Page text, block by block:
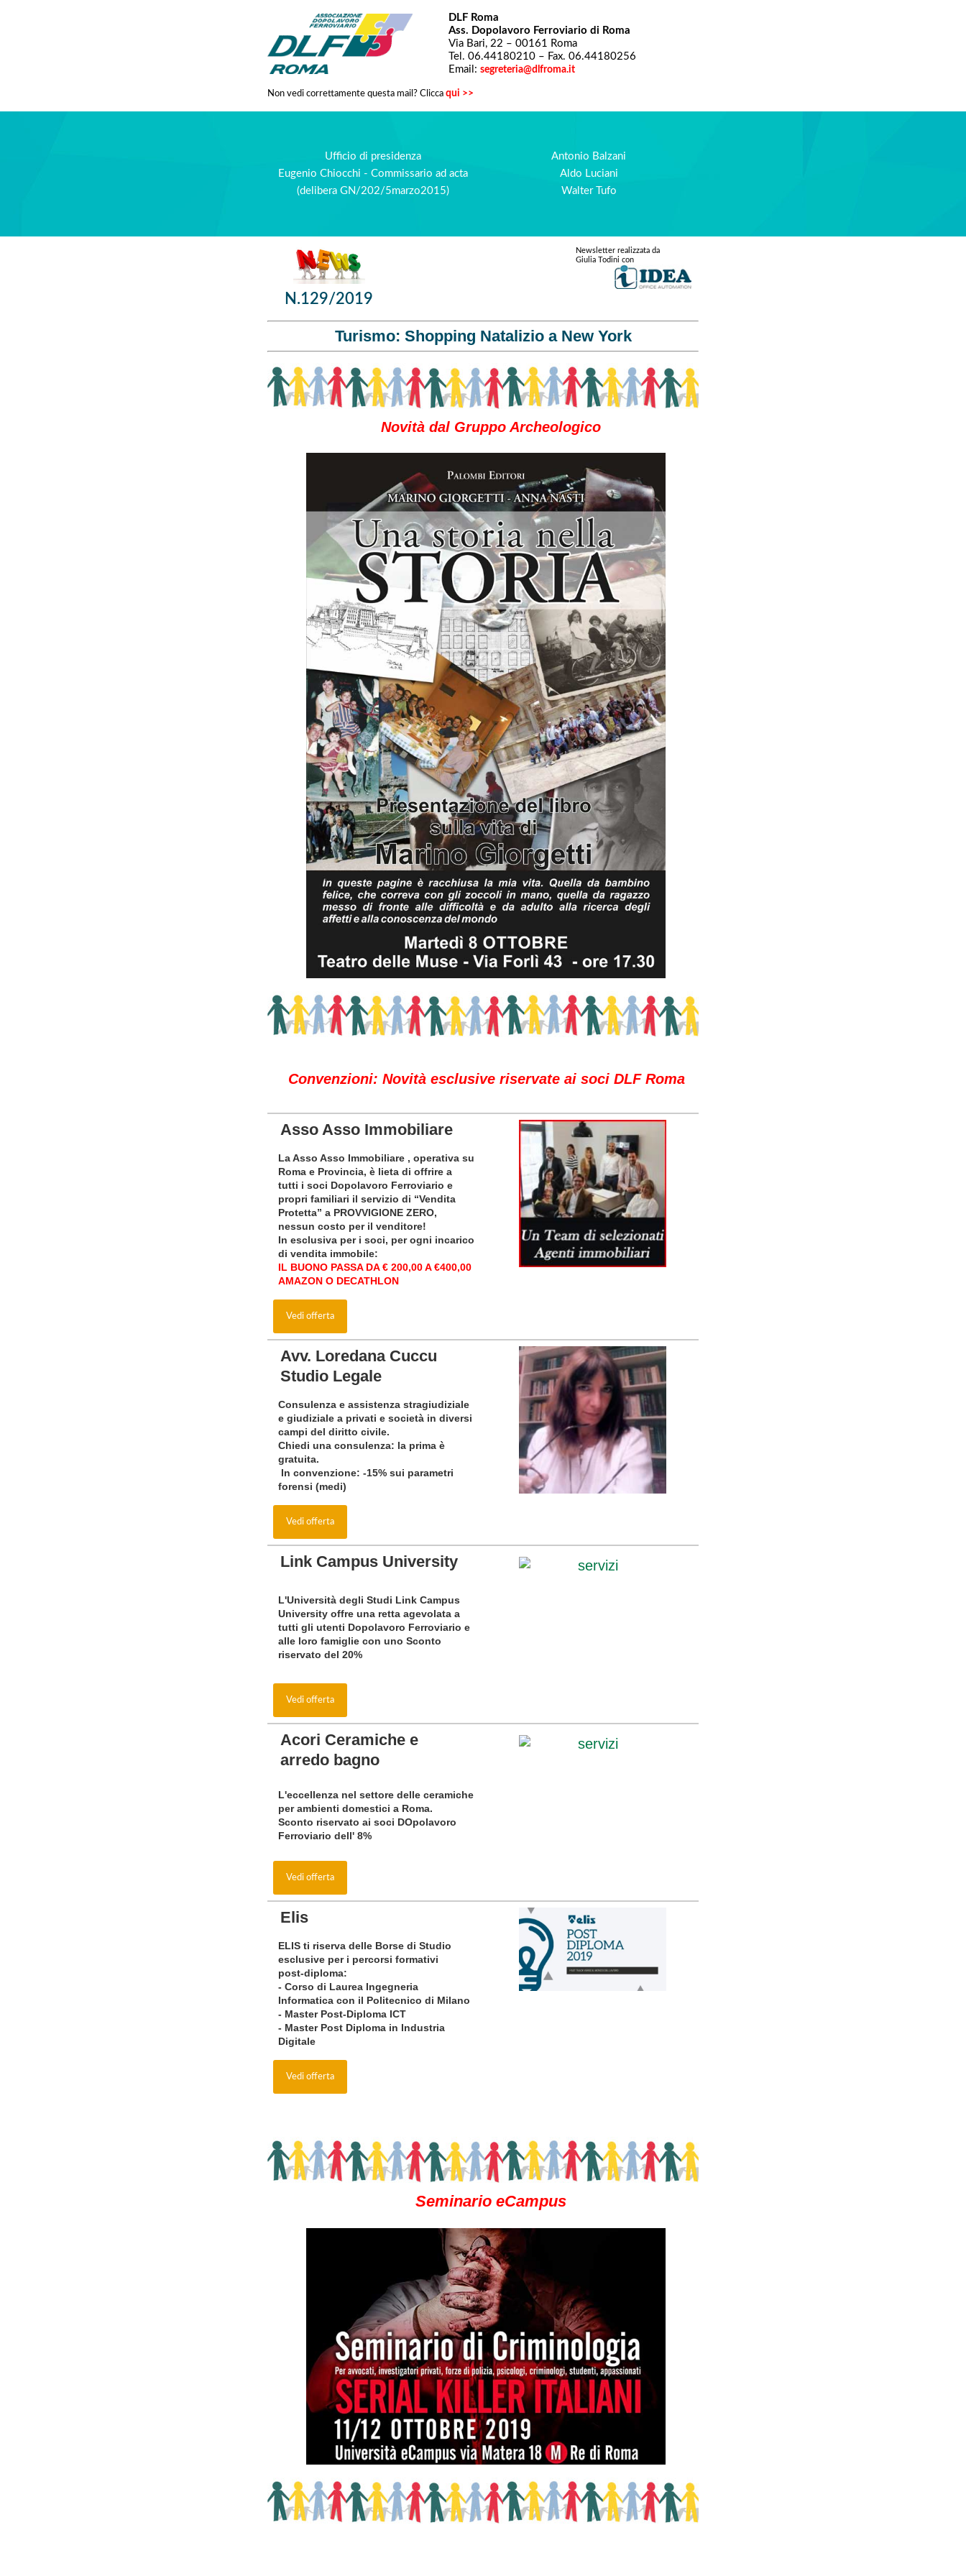
DLF Roma
Ass. Dopolavoro Ferroviario di Roma
Via Bari, 22 – 00161 Roma
Tel. 06.44180210 – Fax. 06.44180256
Email: segreteria@dlfroma.it
Non vedi correttamente questa mail? Clicca qui >>
Ufficio di presidenza
Eugenio Chiocchi - Commissario ad acta
(delibera GN/202/5marzo2015)
Antonio Balzani
Aldo Luciani
Walter Tufo
N.129/2019
Newsletter realizzata da
Giulia Todini con
Turismo: Shopping Natalizio a New York
Novità dal Gruppo Archeologico
Convenzioni: Novità esclusive riservate ai soci DLF Roma
Asso Asso Immobiliare
La Asso Asso Immobiliare , operativa su
Roma e Provincia, è lieta di offrire a
tutti i soci Dopolavoro Ferroviario e
propri familiari il servizio di “Vendita
Protetta” a PROVVIGIONE ZERO,
nessun costo per il venditore!
In esclusiva per i soci, per ogni incarico
di vendita immobile:
IL BUONO PASSA DA € 200,00 A €400,00
AMAZON O DECATHLON
Vedi offerta
Avv. Loredana Cuccu
Studio Legale
Consulenza e assistenza stragiudiziale
e giudiziale a privati e società in diversi
campi del diritto civile.
Chiedi una consulenza: la prima è
gratuita.
In convenzione: -15% sui parametri
forensi (medi)
Vedi offerta
Link Campus University
L'Università degli Studi Link Campus
University offre una retta agevolata a
tutti gli utenti Dopolavoro Ferroviario e
alle loro famiglie con uno Sconto
riservato del 20%
Vedi offerta
Acori Ceramiche e
arredo bagno
L'eccellenza nel settore delle ceramiche
per ambienti domestici a Roma.
Sconto riservato ai soci DOpolavoro
Ferroviario dell' 8%
Vedi offerta
Elis
ELIS ti riserva delle Borse di Studio
esclusive per i percorsi formativi
post-diploma:
- Corso di Laurea Ingegneria
Informatica con il Politecnico di Milano
- Master Post-Diploma ICT
- Master Post Diploma in Industria
Digitale
Vedi offerta
Seminario eCampus